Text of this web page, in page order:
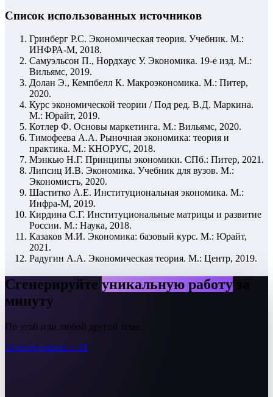
Список использованных источников
Гринберг Р.С. Экономическая теория. Учебник. М.:
ИНФРА-М, 2018.
Самуэльсон П., Нордхаус У. Экономика. 19-е изд. М.:
Вильямс, 2019.
Долан Э., Кемпбелл К. Макроэкономика. М.: Питер,
2020.
Курс экономической теории / Под ред. В.Д. Маркина.
М.: Юрайт, 2019.
Котлер Ф. Основы маркетинга. М.: Вильямс, 2020.
Тимофеева А.А. Рыночная экономика: теория и
практика. М.: КНОРУС, 2018.
Мэнкью Н.Г. Принципы экономики. СПб.: Питер, 2021.
Липсиц И.В. Экономика. Учебник для вузов. М.:
Экономистъ, 2020.
Шаститко А.Е. Институциональная экономика. М.:
Инфра-М, 2019.
Кирдина С.Г. Институциональные матрицы и развитие
России. М.: Наука, 2018.
Казаков М.И. Экономика: базовый курс. М.: Юрайт,
2021.
Радугин А.А. Экономическая теория. М.: Центр, 2019.
Сгенерируйте уникальную работу
минуту
По этой или любой другой теме.
Сгенерировать с AI